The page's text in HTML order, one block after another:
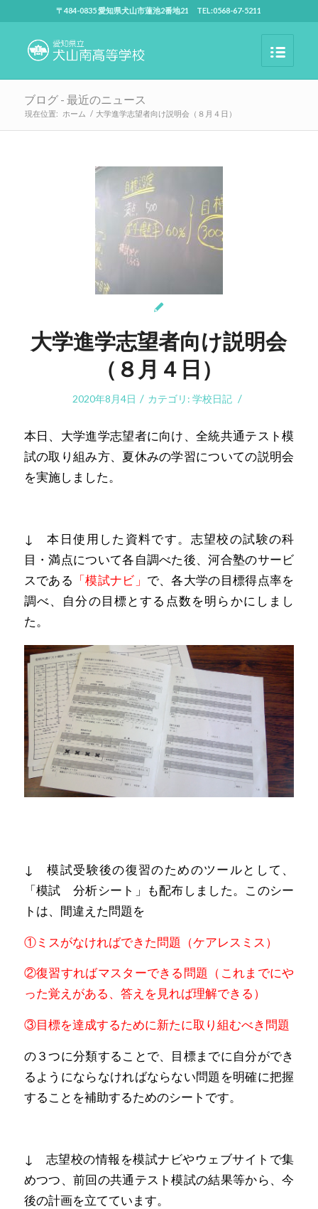
〒484-0835 愛知県犬山市蓮池2番地21 TEL:0568-67-5211
ブログ - 最近のニュース
現在位置: ホーム / 大学進学志望者向け説明会（８月４日）
大学進学志望者向け説明会
（８月４日）
2020年8月4日 / カテゴリ: 学校日記 /
本日、大学進学志望者に向け、全統共通テスト模
試の取り組み方、夏休みの学習についての説明会
を実施しました。
↓ 本日使用した資料です。志望校の試験の科
目・満点について各自調べた後、河合塾のサービ
スである 「模試ナビ」 で、各大学の目標得点率を
調べ、自分の目標とする点数を明らかにしまし
た。
↓ 模試受験後の復習のためのツールとして、
「模試 分析シート」も配布しました。このシー
トは、間違えた問題を
①ミスがなければできた問題（ケアレスミス）
②復習すればマスターできる問題（これまでにや
った覚えがある、答えを見れば理解できる）
③目標を達成するために新たに取り組むべき問題
の３つに分類することで、目標までに自分ができ
るようにならなければならない問題を明確に把握
することを補助するためのシートです。
↓ 志望校の情報を模試ナビやウェブサイトで集
めつつ、前回の共通テスト模試の結果等から、今
後の計画を立てています。